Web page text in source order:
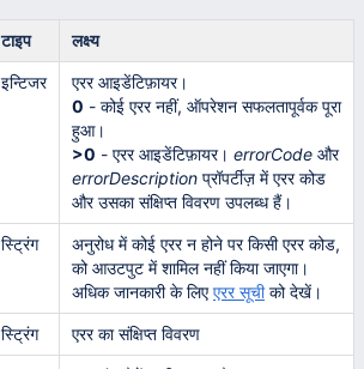
टाइप लक्ष्य
इन्टिजर
एरर आइडेंटिफ़ायर।
0 - कोई एरर नहीं, ऑपरेशन सफलतापूर्वक पूरा
हुआ।
>0 - एरर आइडेंटिफ़ायर। errorCode और
errorDescription प्रॉपर्टीज़ में एरर कोड
और उसका संक्षिप्त विवरण उपलब्ध हैं।
स्ट्रिंग
अनुरोध में कोई एरर न होने पर किसी एरर कोड,
को आउटपुट में शामिल नहीं किया जाएगा।
अधिक जानकारी के लिएएरर सूचीको देखें।
स्ट्रिंग एरर का संक्षिप्त विवरण